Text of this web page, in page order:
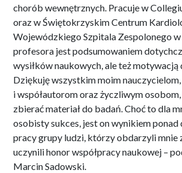
chorób wewnętrznych. Pracuje w
oraz w Świętokrzyskim Centrum
Wojewódzkiego Szpitala Zespolonego w
profesora jest podsumowaniem
wysiłków naukowych, ale też motywacją
Dziękuję wszystkim moim
i współautorom oraz życzliwym
zbierać materiał do badań. Choć to dla
osobisty sukces, jest on wynikiem
pracy grupy ludzi, którzy obdarzyli mnie
uczynili honor współpracy naukowej –
Marcin Sadowski.